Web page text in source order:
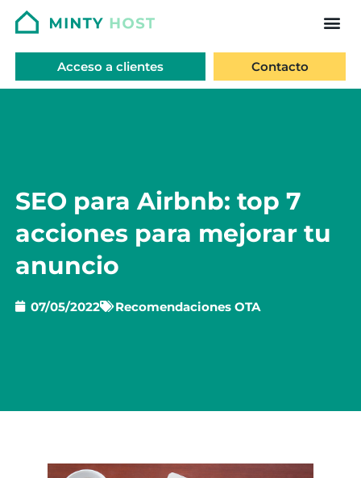
Acceso a clientes Contacto
SEO para Airbnb: top 7
acciones para mejorar tu
anuncio
07/05/2022 Recomendaciones OTA